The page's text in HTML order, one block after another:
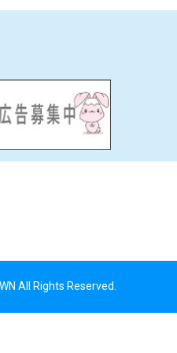
All Rights Reserved.